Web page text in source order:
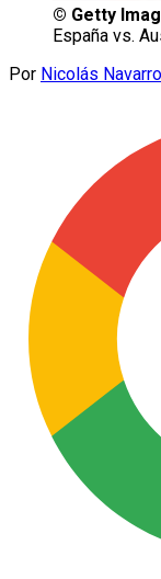
© Getty
España vs.
Por Nicolás Navarro